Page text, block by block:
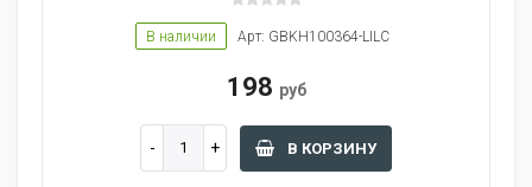
В наличии Арт: GBKH100364-LILC
198 руб
В КОРЗИНУ